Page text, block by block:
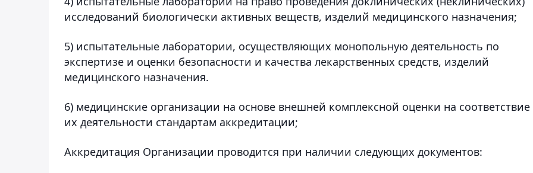
исследований биологически активных веществ, изделий медицинского назначения;
5) испытательные лаборатории, осуществляющих монопольную деятельность по
экспертизе и оценки безопасности и качества лекарственных средств, изделий
медицинского назначения.
6) медицинские организации на основе внешней комплексной оценки на соответствие
их деятельности стандартам аккредитации;
Аккредитация Организации проводится при наличии следующих документов: